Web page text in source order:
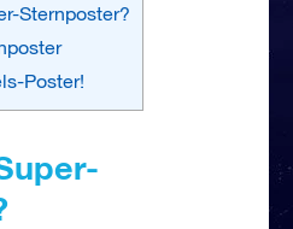
Sternposter?
Poster!